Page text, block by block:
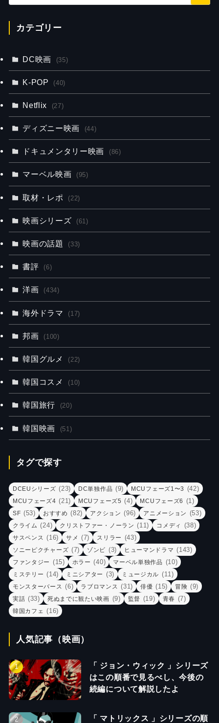
カテゴリー
DC映画 (35)
K-POP (40)
Netflix (27)
ディズニー映画 (44)
ドキュメンタリー映画 (86)
マーベル映画 (95)
取材・レポ (22)
映画シリーズ (61)
映画の話題 (33)
書評 (6)
洋画 (434)
海外ドラマ (17)
邦画 (100)
韓国グルメ (22)
韓国コスメ (10)
韓国旅行 (20)
韓国映画 (51)
タグで探す
DCEUシリーズ (23) DC単独作品 (9) MCUフェーズ1〜3 (42)
MCUフェーズ4 (21) MCUフェーズ5 (4) MCUフェーズ6 (1)
SF (53) おすすめ (82) アクション (96) アニメーション (53)
クライム (24) クリストファー・ノーラン (11) コメディ (38)
サスペンス (16) サメ (7) スリラー (43)
ソニーピクチャーズ (7) ゾンビ (3) ヒューマンドラマ (143)
ファンタジー (15) ホラー (40) マーベル単独作品 (10)
ミステリー (14) ミニシアター (3) ミュージカル (11)
モンスターバース (6) ラブロマンス (31) 俳優 (15) 冒険 (9)
実話 (33) 死ぬまでに観たい映画 (9) 監督 (19) 青春 (7)
韓国カフェ (16)
人気記事（映画）
「 ジョン・ウィック 」シリーズ
はこの順番で見るべし、今後の
続編について解説したよ
「 マトリックス 」シリーズの順